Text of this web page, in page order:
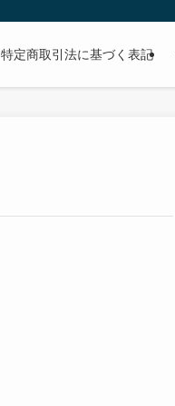
特定商取引法に基づく表記